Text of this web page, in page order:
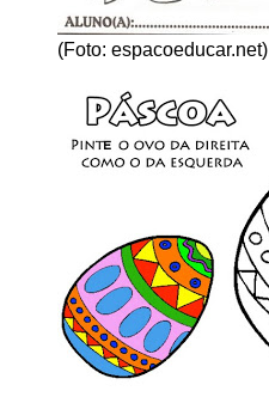
(Foto: espacoeducar.net)